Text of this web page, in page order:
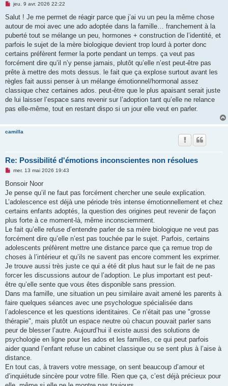
M
s
a
g
n
o
l
u
jeu. 9 avr. 2026 22:22
Salut ! Je me permet de réagir parce que j’ai vu un peu la même chose
autour de moi avec une ado adoptée dans la famille… franchement à la
puberté tout se mélange un peu, hormones + construction de l’identité, et
parfois le sujet de la mère biologique devient trop lourd à porter donc
certains préfèrent fermer la porte pendant un temps. ça veut pas
forcément dire qu’il n’y pense jamais, plutôt qu’elle n’est peut-être pas
prête à mettre des mots dessus. le fait que ça explose surtout avant les
règles fait aussi penser à un mélange émotionnel/hormonal assez
classique chez certaines ados. peut-être que le plus apaisant serait juste
de lui laisser l’espace sans revenir sur l’adoption tant qu’elle ne relance
pas elle-même, tout en restant dispo si un jour elle veut en parler.
camilla
Re: Possibilité d'émotions inconscientes non résolues
M
s
a
g
n
o
l
u
mer. 13 mai 2026 19:43
Bonsoir Noor
Je pense qu’il ne faut pas forcément chercher une seule explication.
L’adolescence est déjà une période très intense émotionnellement et chez
certains enfants adoptés, la question des origines peut revenir de façon
plus forte à ce moment-là, même inconsciemment.
Le fait qu’elle refuse d’entendre parler de sa mère biologique ne veut pas
forcément dire qu’elle n’est pas touchée par le sujet. Parfois, certains
adolescents préfèrent mettre une distance parce que ça remue trop de
choses à l’intérieur et qu’ils ne savent pas encore comment les exprimer.
Je trouve aussi très juste ce qui a été dit plus haut sur le fait de ne pas
forcer les discussions autour de l’adoption. Le plus important est peut-
être qu’elle sente que vous êtes disponible sans pression.
Dans ma famille, une situation un peu similaire avait amené les parents à
faire quelques séances avec une psychologue spécialisée dans
l’adolescence et les questions identitaires. Ce n’était pas une "grosse
thérapie", mais plutôt un espace neutre où chacun pouvait parler sans
peur de blesser l’autre. Aujourd’hui il existe aussi des solutions de
psychologie en ligne pour les ados et les familles, ce qui peut parfois
aider quand l’enfant refuse un cabinet classique ou se sent plus à l’aise à
distance.
En tout cas, à travers votre message, on sent beaucoup d’amour et
d’inquiétude sincère pour votre fille. Rien que ça, c’est déjà précieux pour